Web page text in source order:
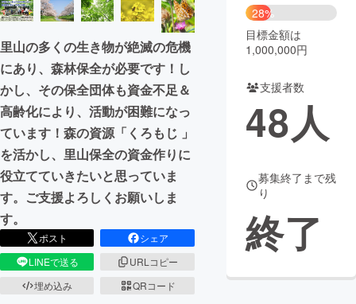
CAMPFIRE for Social Good CAMPFIRE Creation
CAMPFIREふるさと納税
コミュニティ
里山の多くの生き物が絶滅の危機
にあり、森林保全が必要です！し
かし、その保全団体も資金不足＆
高齢化により、活動が困難になっ
ています！森の資源「くろもじ 」
を活かし、里山保全の資金作りに
役立てていきたいと思っていま
す。ご支援よろしくお願いしま
す。
ポスト
シェア
LINEで送る
URLコピー
埋め込み
QRコード
28%
目標金額は
1,000,000円
支援者数
48人
募集終了まで残
り
終了